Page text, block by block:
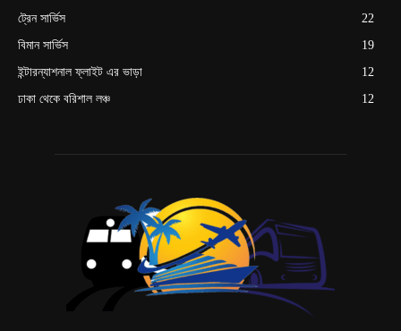
ট্রেন সার্ভিস
22
বিমান সার্ভিস
19
ইন্টারন্যাশনাল ফ্লাইট এর ভাড়া
12
ঢাকা থেকে বরিশাল লঞ্চ
12